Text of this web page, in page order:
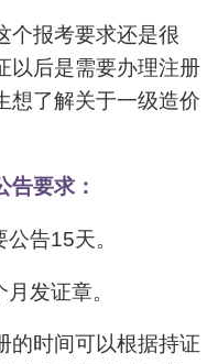
报考要求还是很
以后是需要办理注册
想了解关于一级造价
告要求：
告15天。
发证章。
时间可以根据持证